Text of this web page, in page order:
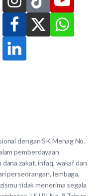
dengan SK Menag No.
pemberdayaan
zakat, infaq, wakaf dan
perseorangan, lembaga,
tidak menerima segala